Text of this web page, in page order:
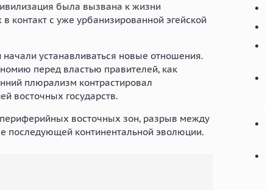
была вызвана к жизни
с уже урбанизированной эгейской
устанавливаться новые отношения.
перед властью правителей, как
плюрализм контрастировал
восточных государств.
восточных зон, разрыв между
последующей континентальной эволюции.